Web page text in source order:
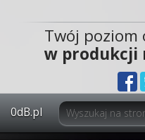
Twój poziom
w produkcji
0dB.pl